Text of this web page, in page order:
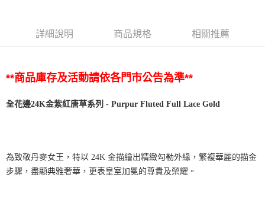
詳細說明 商品規格 相關推薦
**商品庫存及活動請依各門市公告為準**
全花邊24K金紫紅唐草系列 - Purpur Fluted Full Lace Gold
為致敬丹麥女王，特以 24K 金描繪出精緻勾勒外緣，繁複華麗的描金
步驟，盡顯典雅奢華，更表皇室加冕的尊貴及榮耀。